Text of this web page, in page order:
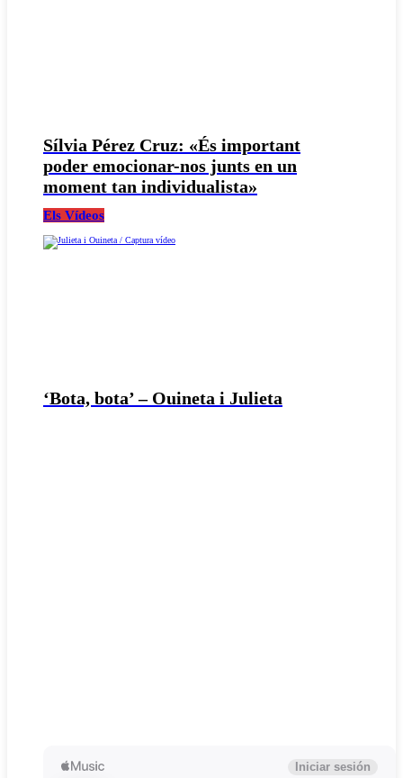
Sílvia Pérez Cruz: «És important
poder emocionar-nos junts en un
moment tan individualista»
Els Vídeos
‘Bota, bota’ – Ouineta i Julieta